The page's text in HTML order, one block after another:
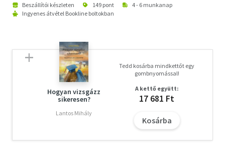
Beszállítói készleten 149 pont
4 - 6 munkanap
Ingyenes átvétel Bookline boltokban
Hogyan vizsgázz
sikeresen?
Lantos Mihály
Tedd kosárba mindkettőt egy
gombnyomással!
A kettő együtt:
17 681 Ft
Kosárba